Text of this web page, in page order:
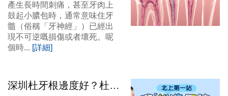
產生長時間刺痛，甚至牙肉上
鼓起小膿包時，通常意味住牙
髓（俗稱「牙神經」）已經出
現不可逆嘅損傷或者壞死。呢
個時... [詳細]
深圳杜牙根邊度好？杜牙